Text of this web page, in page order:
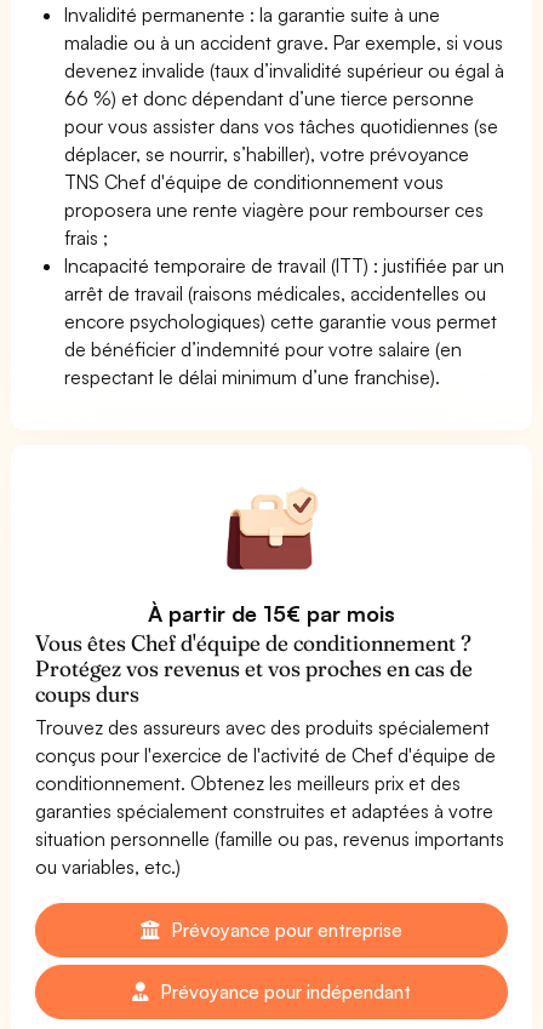
Invalidité permanente : la garantie suite à une
maladie ou à un accident grave. Par exemple, si vous
devenez invalide (taux d’invalidité supérieur ou égal à
66 %) et donc dépendant d’une tierce personne
pour vous assister dans vos tâches quotidiennes (se
déplacer, se nourrir, s’habiller), votre prévoyance
TNS Chef d'équipe de conditionnement vous
proposera une rente viagère pour rembourser ces
frais ;
Incapacité temporaire de travail (ITT) : justifiée par un
arrêt de travail (raisons médicales, accidentelles ou
encore psychologiques) cette garantie vous permet
de bénéficier d’indemnité pour votre salaire (en
respectant le délai minimum d’une franchise).
À partir de 15€ par mois
Vous êtes Chef d'équipe de conditionnement ?
Protégez vos revenus et vos proches en cas de
coups durs
Trouvez des assureurs avec des produits spécialement
conçus pour l'exercice de l'activité de Chef d'équipe de
conditionnement. Obtenez les meilleurs prix et des
garanties spécialement construites et adaptées à votre
situation personnelle (famille ou pas, revenus importants
ou variables, etc.)
Prévoyance pour entreprise
Prévoyance pour indépendant